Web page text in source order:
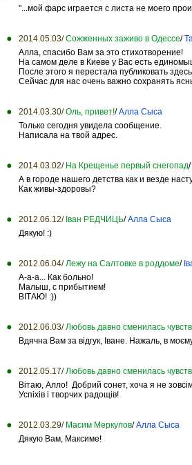
"...мой фарс играется с листа не моего
2014.05.03/ Сожженных заживо в Одессе/
Алла, спасибо Вам за это стихотворение!
На самом деле в Киеве у Вас есть
После этого я перестала публиковать
Сейчас для нас очень важно сохранять
2014.03.30/ Оль, привет!/Алла Сыса
Только сегодня увидела сообщение.
Написала на твой адрес.
2014.03.02/ На Крещенье первый снегопад/
А в городе нашего детства как и везде
Как живы-здоровы?
2012.06.12/ Іван РЕДЧИЦЬ/Алла Сыса
Дякую! :)
2012.06.04/ Лежу на Салтовке в роддоме/
А-а-а... Как больно!
Малыш, с прибытием!
ВІТАЮ! :))
2012.06.03/ Любовь давно сменилась
Вдячна Вам за відгук, Іване. Нажаль, в
2012.05.17/ Любовь давно сменилась
Вітаю, Алло! Добрий сонет, хоча я не
Успіхів і творчих радощів!
2012.03.29/ Масим Меркулов/Алла Сыса
Дякую Вам, Максиме!